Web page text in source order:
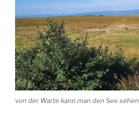
von der Warte kann man den See sehen